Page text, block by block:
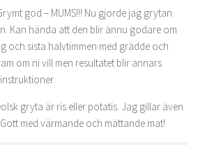
god – MUMS!!! Nu gjorde jag grytan
Kan hända att den blir ännu godare om
och sista halvtimmen med grädde och
om ni vill men resultatet blir annars
gryta är ris eller potatis. Jag gillar även
med värmande och mättande mat!